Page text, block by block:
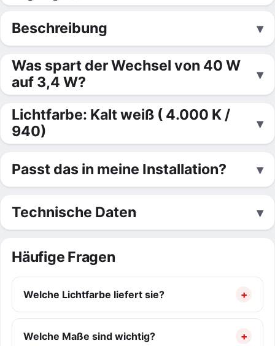
Beschreibung
Was spart der Wechsel von 40 W
auf 3,4 W?
Lichtfarbe: Kalt weiß ( 4.000 K /
940)
Passt das in meine Installation?
Technische Daten
Häufige Fragen
Welche Lichtfarbe liefert sie?
Welche Maße sind wichtig?